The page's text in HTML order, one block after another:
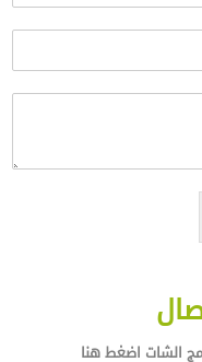
الشات اضغط هنا